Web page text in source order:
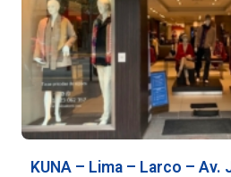
KUNA – Lima – Larco – Av.